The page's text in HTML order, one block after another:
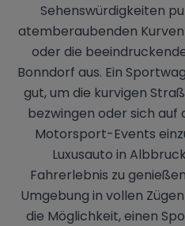
Sehenswürdigkeiten
atemberaubenden
oder die
Bonndorf aus. Ein
gut, um die kurvigen
bezwingen oder sich
Motorsport-Events
Luxusauto in
Fahrerlebnis zu
Umgebung in vollen
die Möglichkeit, einen